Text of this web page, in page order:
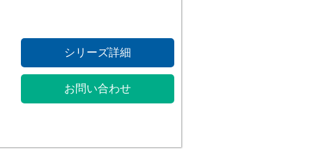
シリーズ詳細
お問い合わせ